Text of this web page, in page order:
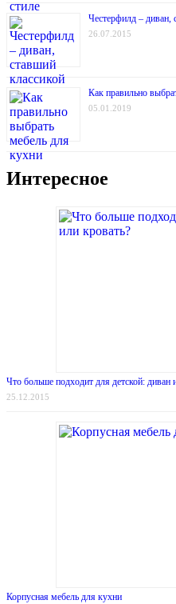
Честерфилд – диван,
26.07.2015
Как правильно
05.01.2019
Интересное
Что больше подходит для детской: диван
25.12.2015
Корпусная мебель для кухни